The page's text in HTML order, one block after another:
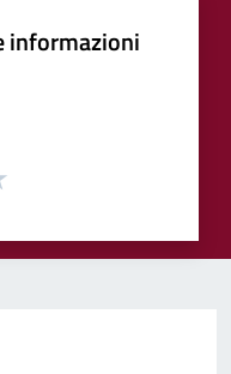
informazioni